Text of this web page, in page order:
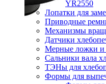
YR2550
Лопатки для
Приводные
Механизмы
Датчики
Мерные ложки и
Сальники вала
ТЭНы для
Формы для